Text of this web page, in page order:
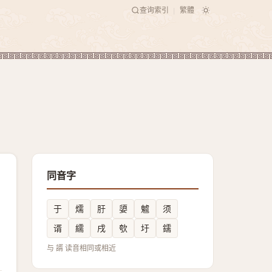
查询索引 繁體
同音字
于 燸 䏏 嬃 魖
须
谞
繻 戌 㰭 圩 鑐
与 諝 读音相同或相近